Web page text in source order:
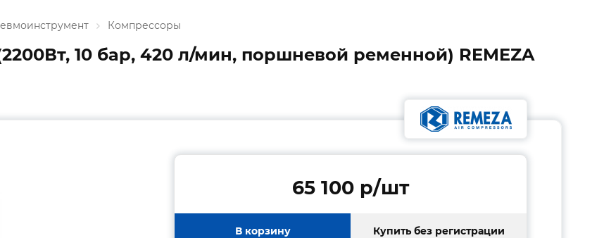
Компрессоры
10 бар, 420 л/мин, поршневой ременной) REMEZA
65 100 p/шт
В корзину Купить без регистрации